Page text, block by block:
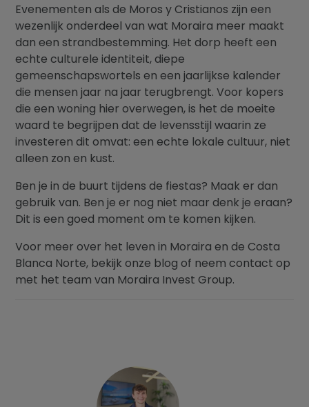
Evenementen als de Moros y Cristianos zijn een
wezenlijk onderdeel van wat Moraira meer maakt
dan een strandbestemming. Het dorp heeft een
echte culturele identiteit, diepe
gemeenschapswortels en een jaarlijkse kalender
die mensen jaar na jaar terugbrengt. Voor kopers
die een woning hier overwegen, is het de moeite
waard te begrijpen dat de levensstijl waarin ze
investeren dit omvat: een echte lokale cultuur, niet
alleen zon en kust.
Ben je in de buurt tijdens de fiestas? Maak er dan
gebruik van. Ben je er nog niet maar denk je eraan?
Dit is een goed moment om te komen kijken.
Voor meer over het leven in Moraira en de Costa
Blanca Norte, bekijk onze blog of neem contact op
met het team van Moraira Invest Group.